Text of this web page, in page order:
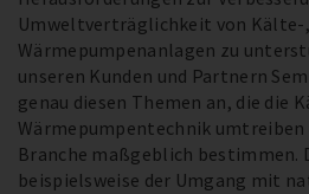
Umweltverträglichkeit von Kälte-
Wärmepumpenanlagen zu
unseren Kunden und Partnern
genau diesen Themen an, die die
Wärmepumpentechnik umtreiben
Branche maßgeblich bestimmen.
beispielsweise der Umgang mit